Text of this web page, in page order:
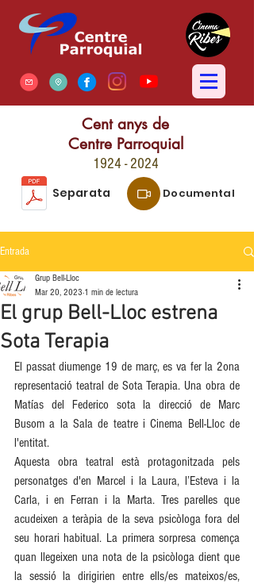
Cent anys de
Centre Parroquial
1924 - 2024
Separata Documental
Entrada
El grup Bell-Lloc estrena
Sota Terapia
Grup Bell-Lloc
Mar 20, 2023 1 min de lectura
El passat diumenge 19 de març, es va fer la 2ona
representació teatral de Sota Terapia. Una obra de
Matías del Federico sota la direcció de Marc
Busom a la Sala de teatre i Cinema Bell-Lloc de
l'entitat.
Aquesta obra teatral està protagonitzada pels
personatges d'en Marcel i la Laura, l’Esteva i la
Carla, i en Ferran i la Marta. Tres parelles que
acudeixen a teràpia de la seva psicòloga fora del
seu horari habitual. La primera sorpresa comença
quan llegeixen una nota de la psicòloga dient que
la sessió la dirigirien entre ells/es mateixos/es,